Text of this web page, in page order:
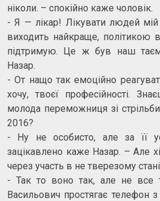
ніколи. – спокійно каже чоловік.
- Я — лікар! Лікувати людей
виходить найкраще, політикою
підтримую. Це ж був наш
Назар.
- От нащо так емоційно
хочу, твоєї професійності.
молода переможниця зі
2016?
- Ну не особисто, але за її
зацікавлено каже Назар. – Але
через участь в не тверезому
- Так то воно так, але не все
Васильович простягає телефон